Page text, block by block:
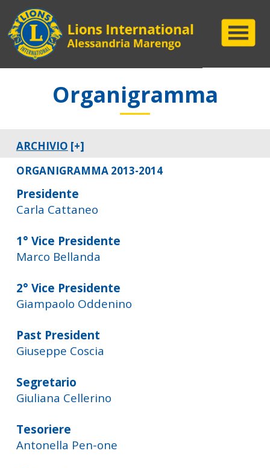
Organigramma
ARCHIVIO [+]
ORGANIGRAMMA 2013-2014
Presidente
Carla Cattaneo
1° Vice Presidente
Marco Bellanda
2° Vice Presidente
Giampaolo Oddenino
Past President
Giuseppe Coscia
Segretario
Giuliana Cellerino
Tesoriere
Antonella Pen-one